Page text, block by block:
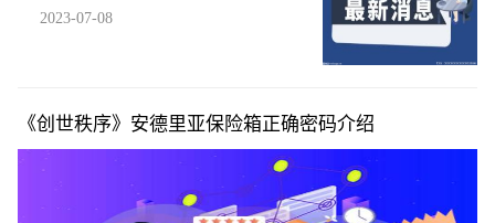
2023-07-08
《创世秩序》安德里亚保险箱正确密码介绍